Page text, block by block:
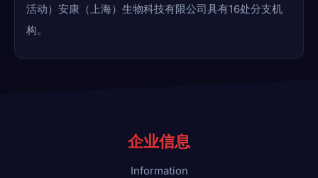
活动）安康（上海）生物科技有限公司具有16处分支机
构。
企业信息
Information